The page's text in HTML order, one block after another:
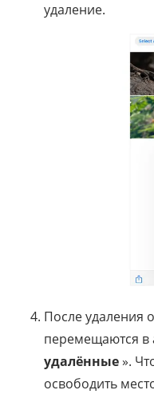
удаление.
После удаления
перемещаются в
удалённые».
освободить